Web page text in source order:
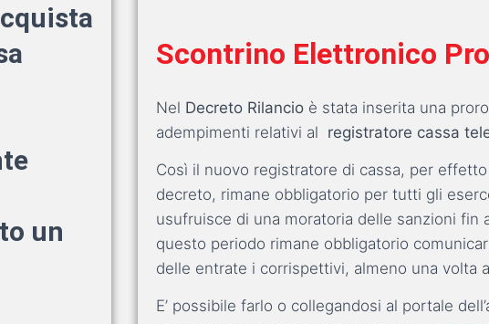
un
Scontrino Elettronico
Nel Decreto Rilancio è stata inserita una
adempimenti relativi al registratore cassa
Così il nuovo registratore di cassa, per
decreto, rimane obbligatorio per tutti gli
usufruisce di una moratoria delle sanzioni fin
questo periodo rimane obbligatorio
delle entrate i corrispettivi, almeno una volta
E’ possibile farlo o collegandosi al portale